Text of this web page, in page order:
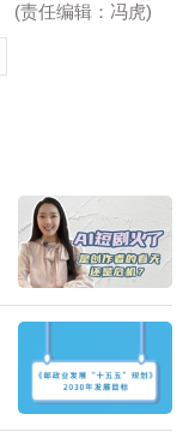
(责任编辑：冯虎)